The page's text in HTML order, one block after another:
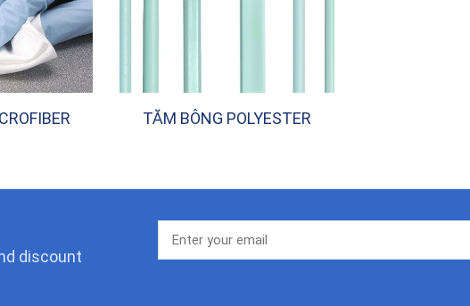
TĂM BÔNG POLYESTER
discount